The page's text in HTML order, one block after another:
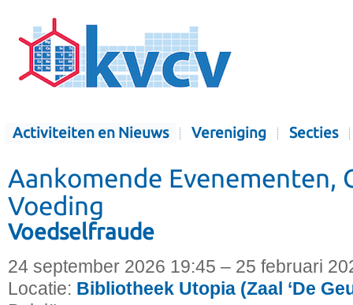
Activiteiten en Nieuws Vereniging Secties
Aankomende Evenementen,
Voeding
Voedselfraude
24 september 2026 19:45 – 25 februari
Locatie: Bibliotheek Utopia (Zaal ‘De